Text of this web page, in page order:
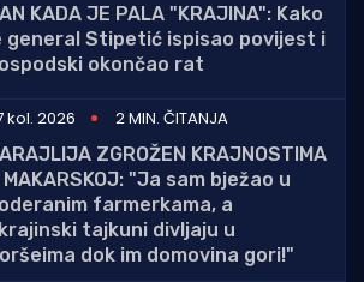
KADA JE PALA "KRAJINA": Kako
general Stipetić ispisao povijest i
okončao rat
kol. 2026
2 MIN. ČITANJA
ZGROŽEN KRAJNOSTIMA
MAKARSKOJ: "Ja sam bježao u
farmerkama, a
tajkuni divljaju u
dok im domovina gori!"